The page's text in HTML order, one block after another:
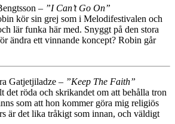
– ”I Can’t Go On”
kör sin grej som i Melodifestivalen och
lär funka här med. Snyggt på den stora
ändra ett vinnande koncept? Robin går
Gatjetjiladze – ”Keep The Faith”
det röda och skrikandet om att behålla tron
som att hon kommer göra mig religiös
är det lika tråkigt som innan, och väldigt